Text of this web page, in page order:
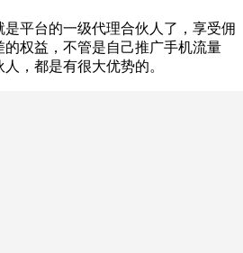
平台的一级代理合伙人了，享受佣
的权益，不管是自己推广手机流量
，都是有很大优势的。